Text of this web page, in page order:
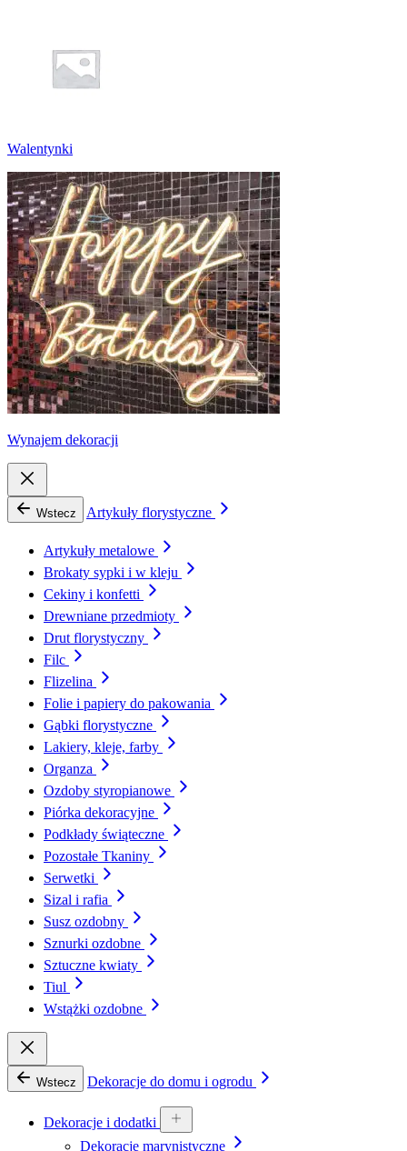
Walentynki
Wynajem dekoracji
Wstecz Artykuły florystyczne
Artykuły metalowe
Brokaty sypki i w kleju
Cekiny i konfetti
Drewniane przedmioty
Drut florystyczny
Filc
Flizelina
Folie i papiery do pakowania
Gąbki florystyczne
Lakiery, kleje, farby
Organza
Ozdoby styropianowe
Piórka dekoracyjne
Podkłady świąteczne
Pozostałe Tkaniny
Serwetki
Sizal i rafia
Susz ozdobny
Sznurki ozdobne
Sztuczne kwiaty
Tiul
Wstążki ozdobne
Wstecz Dekoracje do domu i ogrodu
Dekoracje i dodatki
Dekoracje marynistyczne